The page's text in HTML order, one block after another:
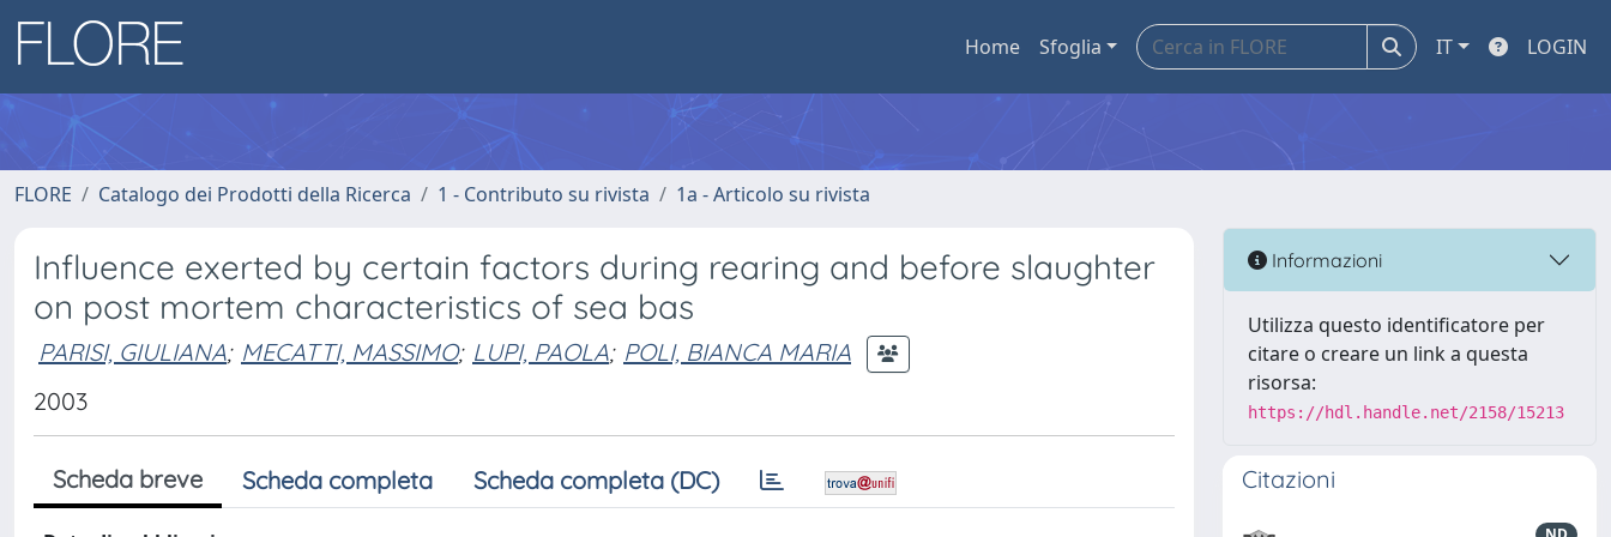
Home Sfoglia IT LOGIN
FLORE Catalogo dei Prodotti della Ricerca 1 - Contributo su rivista 1a - Articolo su rivista
Influence exerted by certain factors during rearing and before slaughter
on post mortem characteristics of sea bas
PARISI, GIULIANA; MECATTI, MASSIMO; LUPI, PAOLA; POLI, BIANCA MARIA
2003
Scheda breve Scheda completa Scheda completa (DC)
Informazioni
Utilizza questo identificatore per
citare o creare un link a questa
risorsa:
https://hdl.handle.net/2158/15213
Citazioni